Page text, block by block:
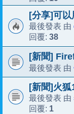
[分享]可
最後發表 由
回覆: 38
[新聞]
最後發表 由
[新聞]火狐
最後發表 由
回覆: 1